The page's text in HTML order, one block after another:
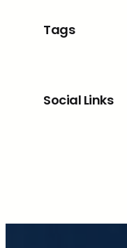
Tags
Social Links